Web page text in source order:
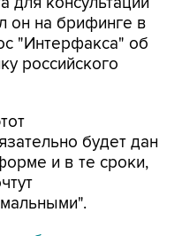
он на брифинге в
"Интерфакса" об
российского
будет дан
и в те сроки,